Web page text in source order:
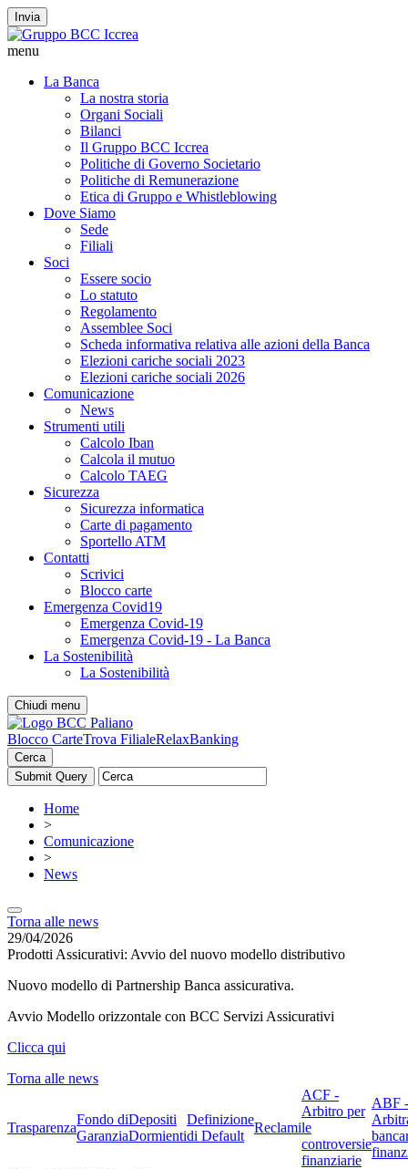
Invia
menu
La Banca
La nostra storia
Organi Sociali
Bilanci
Il Gruppo BCC Iccrea
Politiche di Governo Societario
Politiche di Remunerazione
Etica di Gruppo e Whistleblowing
Dove Siamo
Sede
Filiali
Soci
Essere socio
Lo statuto
Regolamento
Assemblee Soci
Scheda informativa relativa alle azioni della Banca
Elezioni cariche sociali 2023
Elezioni cariche sociali 2026
Comunicazione
News
Strumenti utili
Calcolo Iban
Calcola il mutuo
Calcolo TAEG
Sicurezza
Sicurezza informatica
Carte di pagamento
Sportello ATM
Contatti
Scrivici
Blocco carte
Emergenza Covid19
Emergenza Covid-19
Emergenza Covid-19 - La Banca
La Sostenibilità
La Sostenibilità
Chiudi menu
Blocco CarteTrova FilialeRelaxBanking
Cerca
Home
>
Comunicazione
>
News
Torna alle news
29/04/2026
Prodotti Assicurativi: Avvio del nuovo modello distributivo
Nuovo modello di Partnership Banca assicurativa.
Avvio Modello orizzontale con BCC Servizi Assicurativi
Clicca qui
Torna alle news
Trasparenza
Fondo di
Garanzia
Depositi
Dormienti
Definizione
di Default
Reclami
ACF -
Arbitro per
le
controversie
finanziarie
ABF -